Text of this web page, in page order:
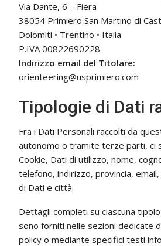
Via Dante, 6 – Fiera
38054 Primiero San Martino di
Dolomiti • Trentino • Italia
P.IVA 00822690228
Indirizzo email del Titolare:
orienteering@usprimiero.com
Tipologie di Dati
Fra i Dati Personali raccolti da
autonomo o tramite terze parti, ci
Cookie, Dati di utilizzo, nome,
telefono, indirizzo, provincia,
di Dati e città.
Dettagli completi su ciascuna
sono forniti nelle sezioni dedicate
policy o mediante specifici testi